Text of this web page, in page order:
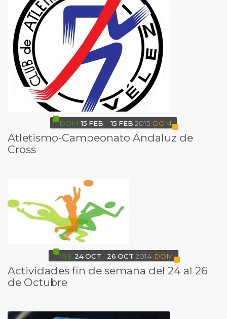
DOM 15 FEB 15 FEB 2015 DOM
Atletismo-Campeonato Andaluz de
Cross
VIE 24 OCT 26 OCT 2014 DOM
Actividades fin de semana del 24 al 26
de Octubre